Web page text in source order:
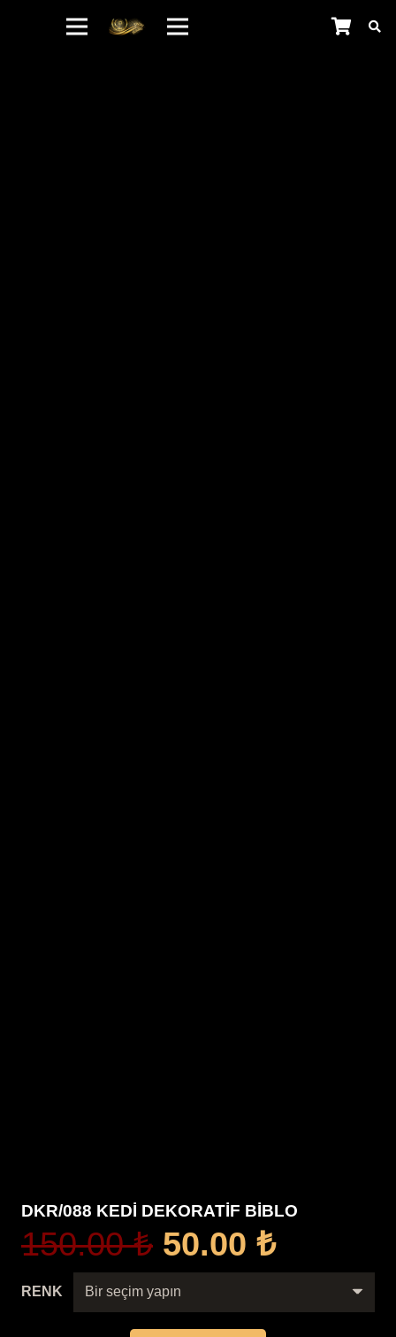
DKR/088 KEDİ DEKORATİF BİBLO
150.00₺ Orijinal
fiyat:
150.00 ₺.
50.00 ₺Şu
andaki
fiyat:
50.00
RENK